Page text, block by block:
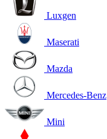
Luxgen
Maserati
Mazda
Mercedes-Benz
Mini